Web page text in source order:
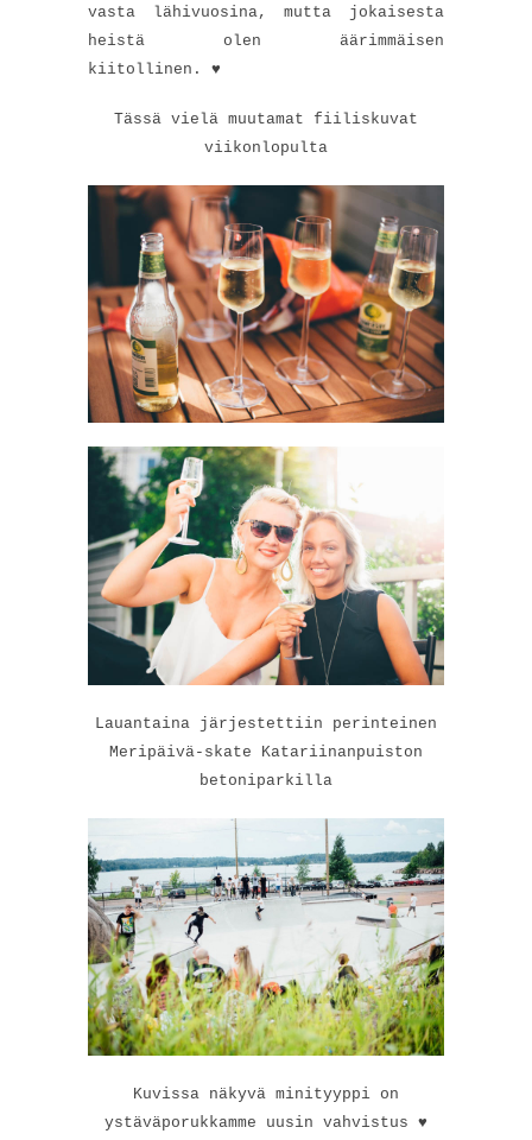
vasta lähivuosina, mutta jokaisesta
heistä olen äärimmäisen
kiitollinen. ♥
Tässä vielä muutamat fiiliskuvat
viikonlopulta
Lauantaina järjestettiin perinteinen
Meripäivä-skate Katariinanpuiston
betoniparkilla
Kuvissa näkyvä minityyppi on
ystäväporukkamme uusin vahvistus ♥